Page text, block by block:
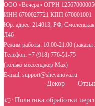
ООО «Вечёра» ОГРН
ИНН 6700027721 КПП 670001001
Юр. адрес: 214013, РФ, Смоленская
Л46
Режим работы: 10.00-21.00 (заказы
Телефон: +7 (918) 776-51-75
(только мессенджер Max)
E-mail: support@sheyanova.ru
Декор
👉 Политика обработки